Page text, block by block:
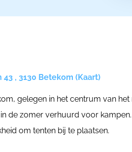
43 , 3130 Betekom (Kaart)
gelegen in het centrum van
de zomer verhuurd voor
om tenten bij te plaatsen.